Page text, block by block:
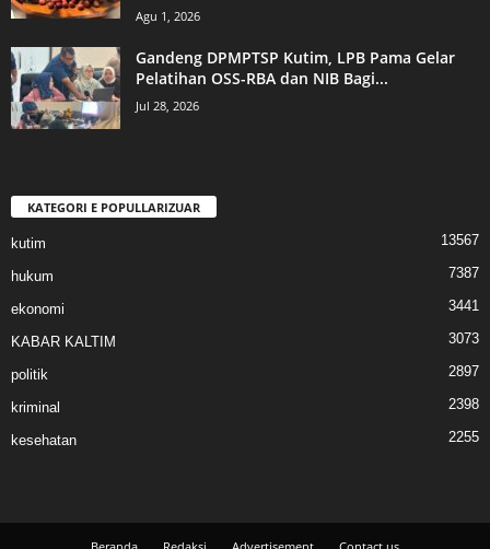
Agu 1, 2026
Gandeng DPMPTSP Kutim, LPB Pama Gelar
Pelatihan OSS-RBA dan NIB Bagi...
Jul 28, 2026
KATEGORI E POPULLARIZUAR
kutim 13567
hukum 7387
ekonomi 3441
KABAR KALTIM 3073
politik 2897
kriminal 2398
kesehatan 2255